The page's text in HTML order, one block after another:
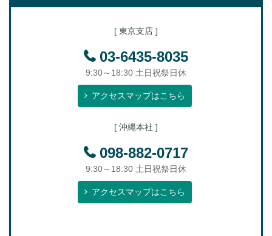
[ 東京支店 ]
03-6435-8035
9:30～18:30 土日祝祭日休
アクセスマップはこちら
[ 沖縄本社 ]
098-882-0717
9:30～18:30 土日祝祭日休
アクセスマップはこちら